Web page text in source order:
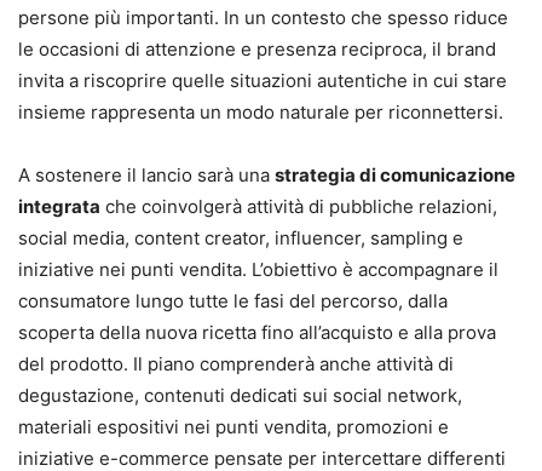
persone più importanti. In un contesto che spesso riduce
le occasioni di attenzione e presenza reciproca, il brand
invita a riscoprire quelle situazioni autentiche in cui stare
insieme rappresenta un modo naturale per riconnettersi.
A sostenere il lancio sarà una strategia di comunicazione
integrata che coinvolgerà attività di pubbliche relazioni,
social media, content creator, influencer, sampling e
iniziative nei punti vendita. L’obiettivo è accompagnare il
consumatore lungo tutte le fasi del percorso, dalla
scoperta della nuova ricetta fino all’acquisto e alla prova
del prodotto. Il piano comprenderà anche attività di
degustazione, contenuti dedicati sui social network,
materiali espositivi nei punti vendita, promozioni e
iniziative e-commerce pensate per intercettare differenti